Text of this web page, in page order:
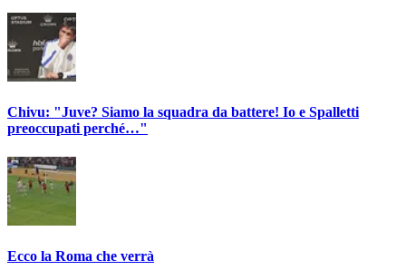
Chivu: "Juve? Siamo la squadra da battere! Io e Spalletti
preoccupati perché…"
Ecco la Roma che verrà